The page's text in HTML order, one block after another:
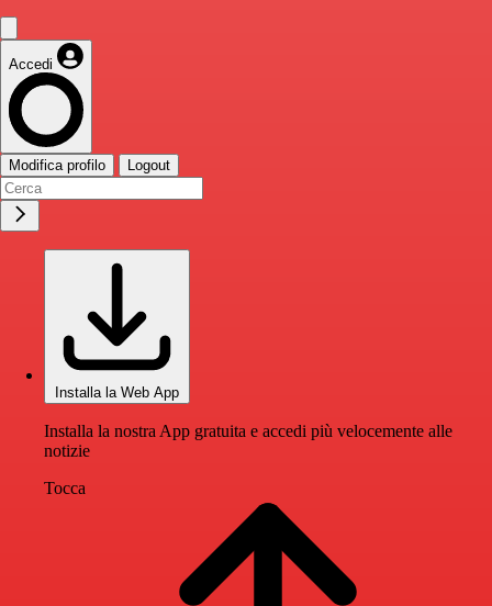
Accedi
Modifica profilo Logout
Installa la Web App
Installa la nostra App gratuita e accedi più velocemente alle
notizie
Tocca